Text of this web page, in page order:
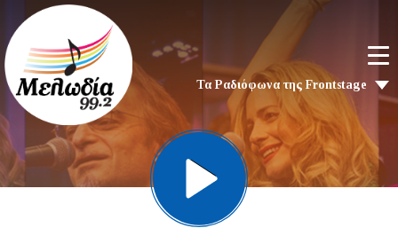
Τα Ραδιόφωνα της Frontstage